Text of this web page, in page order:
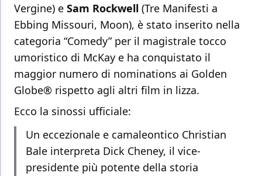
Vergine) e Sam Rockwell (Tre Manifesti a
Ebbing Missouri, Moon), è stato inserito nella
categoria “Comedy” per il magistrale tocco
umoristico di McKay e ha conquistato il
maggior numero di nominations ai Golden
Globe® rispetto agli altri film in lizza.
Ecco la sinossi ufficiale:
Un eccezionale e camaleontico Christian
Bale interpreta Dick Cheney, il vice-
presidente più potente della storia